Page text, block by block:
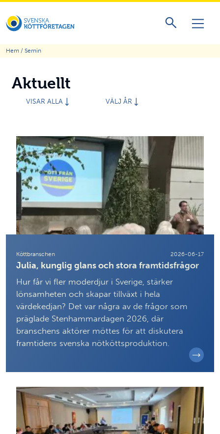
Hem / Semin
Aktuellt
VISAR ALLA VÄLJ ÅR
Köttbranschen 2026-06-17
Julia, kunglig glans och stora framtidsfrågor
Hur får vi fler moderdjur i Sverige, stärker
lönsamheten och skapar tillväxt i hela
värdekedjan? Det var några av de frågor som
präglade Stenhammardagen 2026, där
branschens aktörer möttes för att diskutera
framtidens svenska nötköttsproduktion.